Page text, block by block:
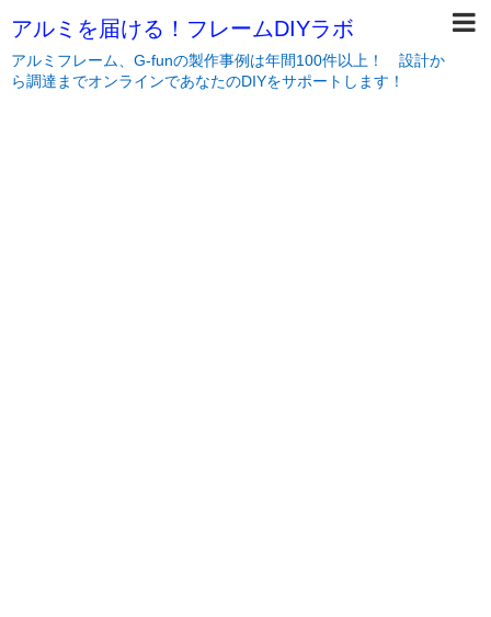
アルミを届ける！フレームDIYラボ
アルミフレーム、G-funの製作事例は年間100件以上！ 設計か
ら調達までオンラインであなたのDIYをサポートします！